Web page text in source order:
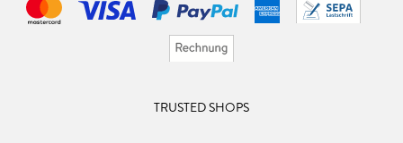
TRUSTED SHOPS